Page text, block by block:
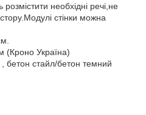
розмістити необхідні речі,не
стінки можна
Україна)
бетон стайл/бетон темний